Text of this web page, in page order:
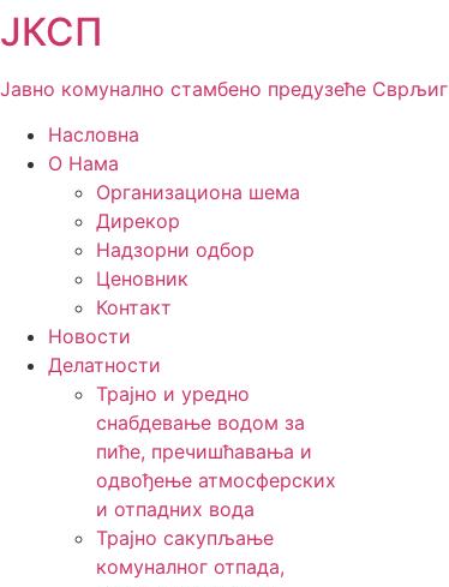
Скочите
на
садржај
ЈКСП
Јавно комунално стамбено предузеће Сврљиг
Насловна
О Нама
Организациона шема
Дирекор
Надзорни одбор
Ценовник
Контакт
Новости
Делатности
Трајно и уредно
снабдевање водом за
пиће, пречишћавања и
одвођење атмосферских
и отпадних вода
Трајно сакупљање
комуналног отпада,